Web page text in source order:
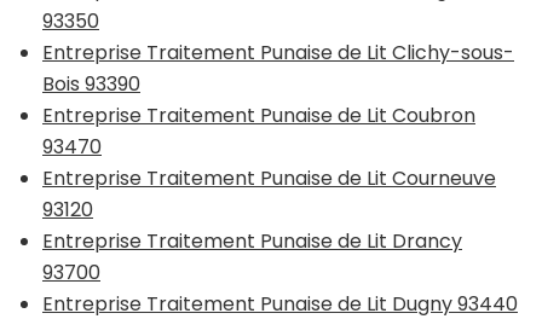
93350
Entreprise Traitement Punaise de Lit Clichy-sous-
Bois 93390
Entreprise Traitement Punaise de Lit Coubron
93470
Entreprise Traitement Punaise de Lit Courneuve
93120
Entreprise Traitement Punaise de Lit Drancy
93700
Entreprise Traitement Punaise de Lit Dugny 93440